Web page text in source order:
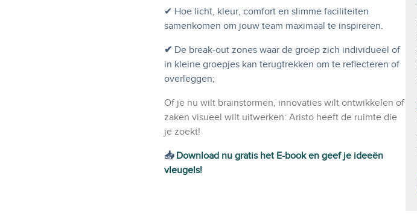
✔ Hoe licht, kleur, comfort en slimme faciliteiten
samenkomen om jouw team maximaal te inspireren.
✔ De break-out zones waar de groep zich individueel of
in kleine groepjes kan terugtrekken om te reflecteren of
overleggen;
Of je nu wilt brainstormen, innovaties wilt ontwikkelen of
zaken visueel wilt uitwerken: Aristo heeft de ruimte die
je zoekt!
📥 Download nu gratis het E-book en geef je ideeën
vleugels!